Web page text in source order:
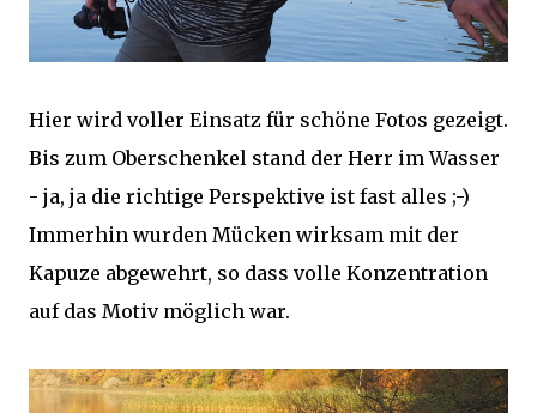
Hier wird voller Einsatz für schöne Fotos gezeigt.
Bis zum Oberschenkel stand der Herr im Wasser
- ja, ja die richtige Perspektive ist fast alles ;-)
Immerhin wurden Mücken wirksam mit der
Kapuze abgewehrt, so dass volle Konzentration
auf das Motiv möglich war.